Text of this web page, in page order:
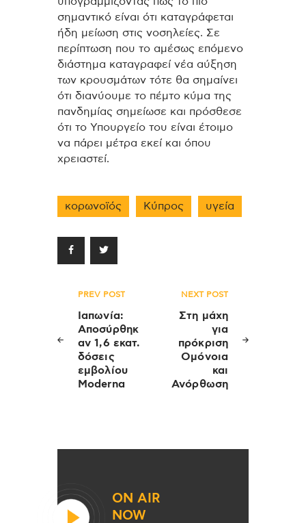
σημαντικό είναι ότι καταγράφεται
ήδη μείωση στις νοσηλείες. Σε
περίπτωση που το αμέσως επόμενο
διάστημα καταγραφεί νέα αύξηση
των κρουσμάτων τότε θα σημαίνει
ότι διανύουμε το πέμτο κύμα της
πανδημίας σημείωσε και πρόσθεσε
ότι το Υπουργείο του είναι έτοιμο
να πάρει μέτρα εκεί και όπου
χρειαστεί.
κορωνοϊός Κύπρος υγεία
Πλοήγηση
άρθρων
PREV POST
Ιαπωνία:
Αποσύρθηκ
αν 1,6 εκατ.
δόσεις
εμβολίου
Moderna
NEXT POST
Στη μάχη
για
πρόκριση
Ομόνοια
και
Ανόρθωση
ON AIR
NOW